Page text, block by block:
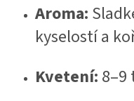
Aroma:
kyselostí a
Kvetení: 8–9